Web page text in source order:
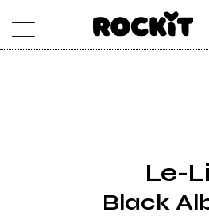
RADIO
Le-Li
Black